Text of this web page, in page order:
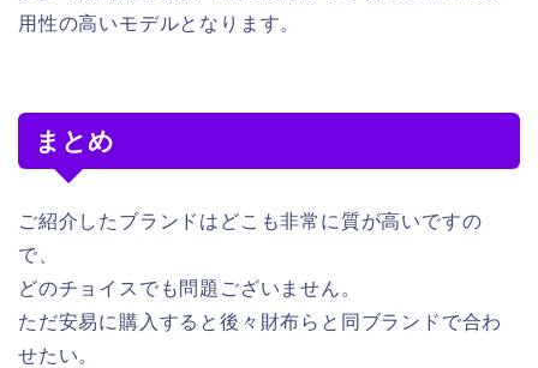
用性の高いモデルとなります。
まとめ
ご紹介したブランドはどこも非常に質が高いですの
で、
どのチョイスでも問題ございません。
ただ安易に購入すると後々財布らと同ブランドで合わ
せたい。